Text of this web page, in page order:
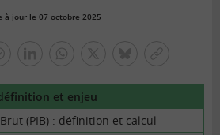
à jour le 07 octobre 2025
et enjeu
(PIB) : définition et calcul